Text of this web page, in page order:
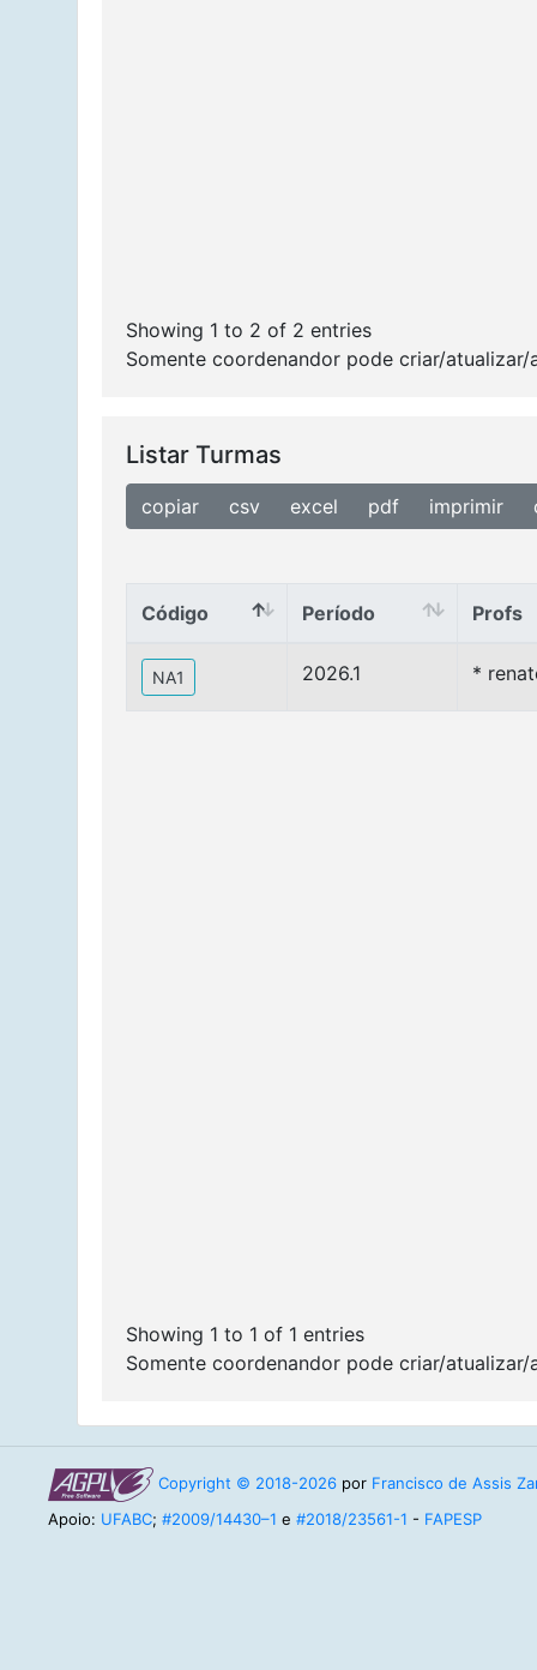
Showing 1 to 2 of 2 entries
Somente coordenandor pode criar/
Listar Turmas
copiar csv excel pdf imprimir
Código Período
Profs
Código
NA1 2026.1 *
Showing 1 to 1 of 1 entries
Somente coordenandor pode criar/
Copyright © 2018-2026 por Francisco de Assis
Apoio: UFABC; #2009/14430–1 e #2018/23561-1 - FAPESP